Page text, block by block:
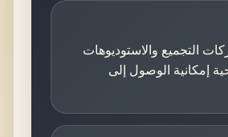
التجميع والاستوديوهات
إمكانية الوصول إلى